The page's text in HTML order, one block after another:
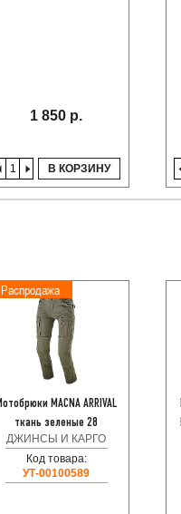
1 850 р.
В КОРЗИНУ
Распродажа
MACNA ARRIVAL
ткань зеленые 28
ДЖИНСЫ И КАРГО
Код товара:
УТ-00100589